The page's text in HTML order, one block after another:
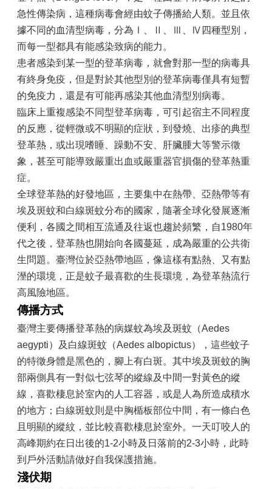
認
識
文
山
區
政
報
導
鄰
里
資
訊
災
救
災
資
訊
網
(Disaster
prevention
and
response)
政
府
資
公
開
專
區
開
放
資
料
急性傳染病，這種病毒會經由蚊子傳播給人類。並且依
據不同的血清型病毒，分為Ⅰ、Ⅱ、Ⅲ、Ⅳ四種型別，
而每一型都具有能感染致病的能力。
患者感染到某一型的登革病毒，就會對那一型的病毒具
有終身免疫，但是對於其他型別的登革病毒僅具有短暫
的免疫力，還是有可能再感染其他血清型別病毒。
臨床上重複感染不同型登革病毒，可引起宿主不同程度
的反應，從輕微或不明顯的症狀，到發燒、出疹的典型
登革熱，或出現嗜睡、躁動不安、肝臟腫大等警示徵
象，甚至可能導致嚴重出血或嚴重器官損傷的登革熱重
症。
全球登革熱的好發地區，主要集中在熱帶、亞熱帶等有
埃及斑蚊和白線斑蚊分布的國家，隨著全球化發展逐漸
便利，各國之間相互流通及往返也趨於頻繁，自1980年
代之後，登革熱也開始向各國蔓延，成為嚴重的公共衛
生問題。臺灣位於亞熱帶地區，像這樣有點熱、又有點
溼的環境，正是蚊子最喜歡的生長環境，為登革熱流行
高風險地區。
傳播方式
臺灣主要傳播登革熱的病媒蚊為埃及斑蚊（Aedes
aegypti）及白線斑蚊（Aedes albopictus），這些蚊子
的特徵身體是黑色的，腳上有白斑。其中埃及斑蚊的胸
部兩側具有一對似七弦琴的縱線及中間一對黃色的縱
線，喜歡棲息於室內的人工容器，或是人為所造成積水
的地方；白線斑蚊則是中胸楯板部位中間，有一條白色
且明顯的縱紋，並比較喜歡棲息於室外。一天叮咬人的
高峰期約在日出後的1-2小時及日落前的2-3小時，此時
到戶外活動請做好自我保護措施。
淺伏期